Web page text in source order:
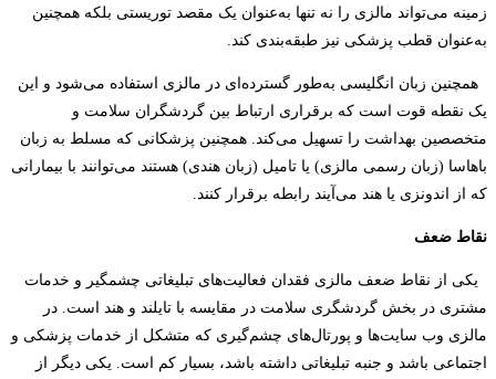
زمینه می‌تواند مالزی را نه‌ تنها به‌عنوان یک مقصد توریستی بلکه همچنین
به‌عنوان قطب پزشکی نیز طبقه‌بندی کند.
همچنین زبان انگلیسی به‌طور گسترده‌ای در مالزی استفاده می‌شود و این‌
یک نقطه قوت است که برقراری ارتباط بین گردشگران سلامت و
متخصصین بهداشت را تسهیل می‌کند. همچنین پزشکانی که مسلط به زبان
باهاسا (زبان رسمی مالزی) یا تامیل (زبان هندی) هستند می‌توانند با بیمارانی
که از اندونزی یا هند می‌آیند رابطه برقرار کنند.
نقاط ضعف
یکی از نقاط ضعف مالزی فقدان فعالیت‌های تبلیغاتی چشمگیر و خدمات
مشتری در بخش گردشگری سلامت در مقایسه با تایلند و هند است. در
مالزی وب سایت‌ها و پورتال‌های چشم‌گیری که متشکل از خدمات پزشکی و
اجتماعی باشد و جنبه تبلیغاتی داشته باشد، بسیار کم است. یکی دیگر از